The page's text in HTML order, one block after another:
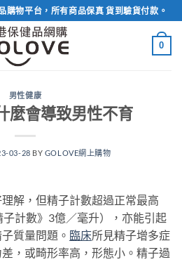
購物平台，所有商品保真 貨到驗貨付款。
0
男性健康
麼會導致男性不育
03-28 BY GOLOVE網上購物
解，但精子計數超過正常最高
計數》3億／毫升），亦能引起
質量問題。 臨床所見精子增多症
，或畸形率高，形態小。精子過